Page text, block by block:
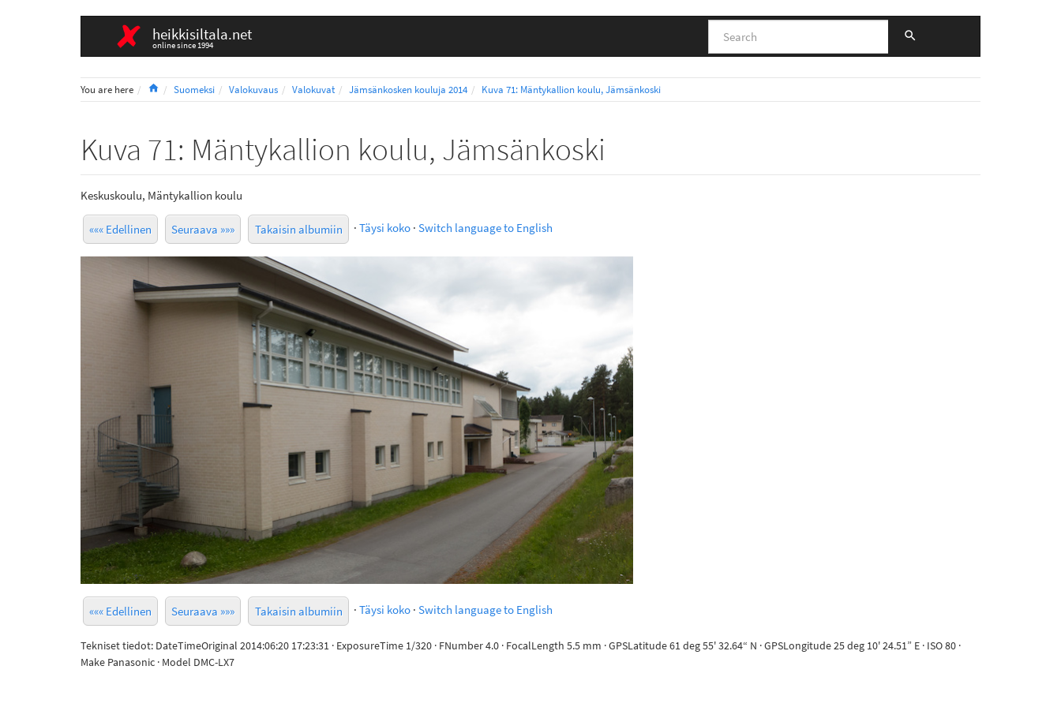
heikkisiltala.net
online since 1994
You are here HomeSuomeksi Valokuvaus Valokuvat Jämsänkosken kouluja 2014 Kuva 71: Mäntykallion koulu, Jämsänkoski
Kuva 71: Mäntykallion koulu, Jämsänkoski
Keskuskoulu, Mäntykallion koulu
««« Edellinen Seuraava »»» Takaisin albumiin · Täysi koko · Switch language to English
««« Edellinen Seuraava »»» Takaisin albumiin · Täysi koko · Switch language to English
Tekniset tiedot: DateTimeOriginal 2014:06:20 17:23:31 · ExposureTime 1/320 · FNumber 4.0 · FocalLength 5.5 mm · GPSLatitude 61 deg 55' 32.64“ N · GPSLongitude 25 deg 10' 24.51” E · ISO 80 ·
Make Panasonic · Model DMC-LX7